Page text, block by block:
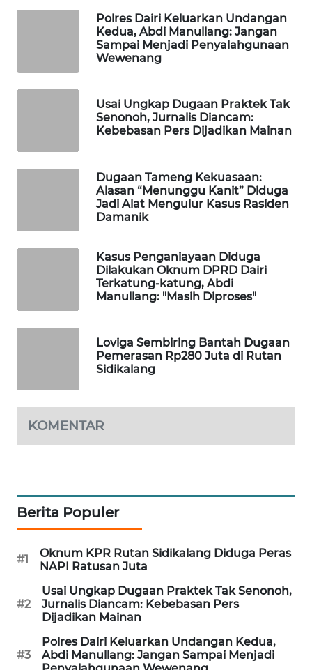
Polres Dairi Keluarkan Undangan
Kedua, Abdi Manullang: Jangan
Sampai Menjadi Penyalahgunaan
Wewenang
Usai Ungkap Dugaan Praktek Tak
Senonoh, Jurnalis Diancam:
Kebebasan Pers Dijadikan Mainan
Dugaan Tameng Kekuasaan:
Alasan “Menunggu Kanit” Diduga
Jadi Alat Mengulur Kasus Rasiden
Damanik
Kasus Penganiayaan Diduga
Dilakukan Oknum DPRD Dairi
Terkatung-katung, Abdi
Manullang: "Masih Diproses"
Loviga Sembiring Bantah Dugaan
Pemerasan Rp280 Juta di Rutan
Sidikalang
KOMENTAR
Berita Populer
#1
Oknum KPR Rutan Sidikalang Diduga Peras
NAPI Ratusan Juta
#2
Usai Ungkap Dugaan Praktek Tak Senonoh,
Jurnalis Diancam: Kebebasan Pers
Dijadikan Mainan
#3
Polres Dairi Keluarkan Undangan Kedua,
Abdi Manullang: Jangan Sampai Menjadi
WAHANA
WAHANA
OTOMOTIF
WAHANA
HEALTH
DESA
WISATA
LAPAK
WAHANA
Wahana
Network
KONSUMEN
LISTRIK